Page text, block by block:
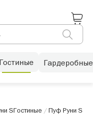
Гостиные Гардеробные
SГостиные /Пуф Руни S